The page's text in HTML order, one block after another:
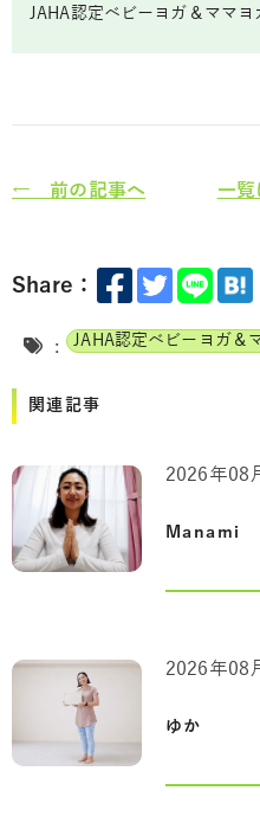
JAHA認定ベビーヨガ＆ママ
← 前の記事へ 一覧
Share：
:
関連記事
Manami
2026年08
ゆか
2026年08